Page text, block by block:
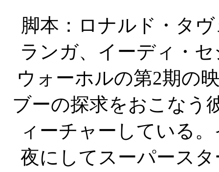
脚本：ロナルド・タ
ランガ、イーディ・
ウォーホルの第2期の
ブーの探求をおこなう
ィーチャーしている
夜にしてスーパース